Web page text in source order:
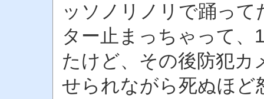
ッソノリノリで踊っ
ター止まっちゃって、
たけど、その後防犯カ
せられながら死ぬほど